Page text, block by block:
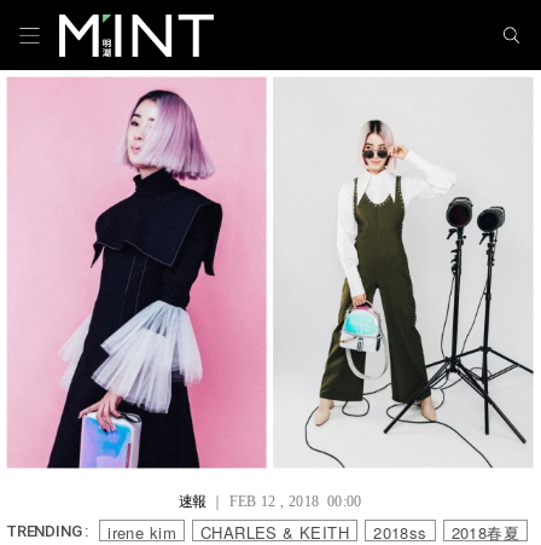
速報 ｜ FEB 12 , 2018 00:00
TRENDING : irene kim CHARLES & KEITH 2018ss 2018春夏